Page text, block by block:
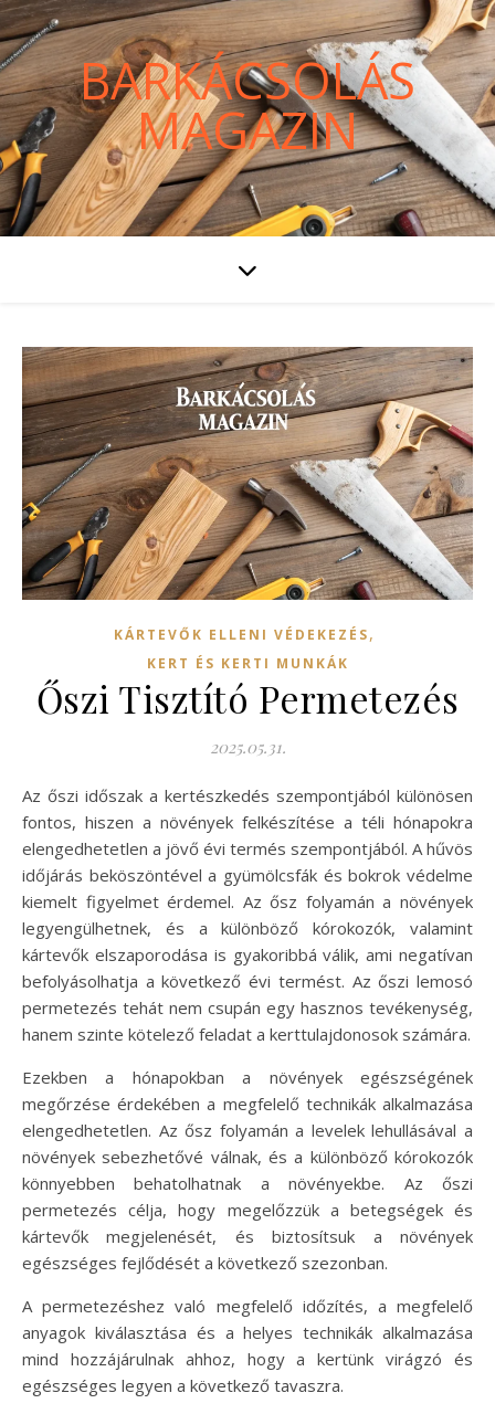
BARKÁCSOLÁS
MAGAZIN
KÁRTEVŐK ELLENI VÉDEKEZÉS,
KERT ÉS KERTI MUNKÁK
Őszi Tisztító Permetezés
2025.05.31.
Az őszi időszak a kertészkedés szempontjából különösen
fontos, hiszen a növények felkészítése a téli hónapokra
elengedhetetlen a jövő évi termés szempontjából. A hűvös
időjárás beköszöntével a gyümölcsfák és bokrok védelme
kiemelt figyelmet érdemel. Az ősz folyamán a növények
legyengülhetnek, és a különböző kórokozók, valamint
kártevők elszaporodása is gyakoribbá válik, ami negatívan
befolyásolhatja a következő évi termést. Az őszi lemosó
permetezés tehát nem csupán egy hasznos tevékenység,
hanem szinte kötelező feladat a kerttulajdonosok számára.
Ezekben a hónapokban a növények egészségének
megőrzése érdekében a megfelelő technikák alkalmazása
elengedhetetlen. Az ősz folyamán a levelek lehullásával a
növények sebezhetővé válnak, és a különböző kórokozók
könnyebben behatolhatnak a növényekbe. Az őszi
permetezés célja, hogy megelőzzük a betegségek és
kártevők megjelenését, és biztosítsuk a növények
egészséges fejlődését a következő szezonban.
A permetezéshez való megfelelő időzítés, a megfelelő
anyagok kiválasztása és a helyes technikák alkalmazása
mind hozzájárulnak ahhoz, hogy a kertünk virágzó és
egészséges legyen a következő tavaszra.